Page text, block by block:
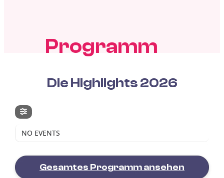
Programm
Die Highlights 2026
NO EVENTS
Gesamtes Programm ansehen